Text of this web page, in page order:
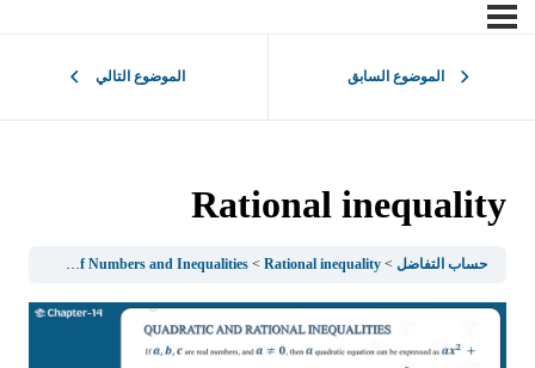
الموضوع السابق الموضوع التالي
Rational inequality
حساب التفاضل 1.1Sets of Numbers and Inequalities Rational inequality